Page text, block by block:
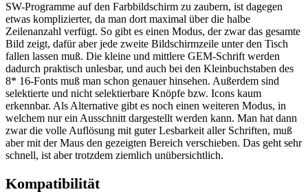
SW-Programme auf den Farbbildschirm zu zaubern, ist dagegen
etwas komplizierter, da man dort maximal über die halbe
Zeilenanzahl verfügt. So gibt es einen Modus, der zwar das gesamte
Bild zeigt, dafür aber jede zweite Bildschirmzeile unter den Tisch
fallen lassen muß. Die kleine und mittlere GEM-Schrift werden
dadurch praktisch unlesbar, und auch bei den Kleinbuchstaben des
8* 16-Fonts muß man schon genauer hinsehen. Außerdem sind
selektierte und nicht selektierbare Knöpfe bzw. Icons kaum
erkennbar. Als Alternative gibt es noch einen weiteren Modus, in
welchem nur ein Ausschnitt dargestellt werden kann. Man hat dann
zwar die volle Auflösung mit guter Lesbarkeit aller Schriften, muß
aber mit der Maus den gezeigten Bereich verschieben. Das geht sehr
schnell, ist aber trotzdem ziemlich unübersichtlich.
Kompatibilität